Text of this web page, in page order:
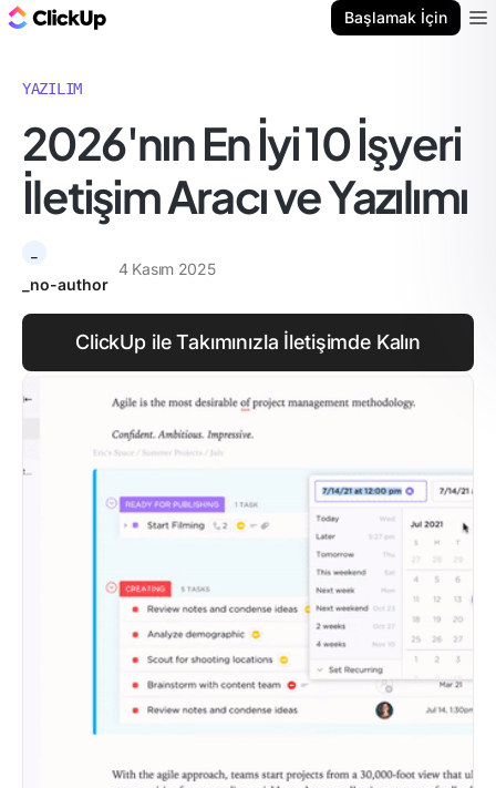
Başlamak İçin
YAZILIM
2026'nın En İyi 10 İşyeri
İletişim Aracı ve Yazılımı
_no-author
4 Kasım 2025
ClickUp ile Takımınızla İletişimde Kalın